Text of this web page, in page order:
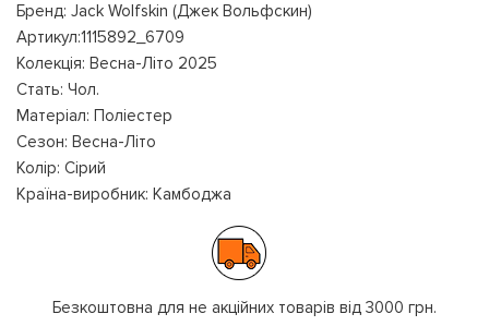
Бренд: Jack Wolfskin (Джек Вольфскин)
Артикул:1115892_6709
Колекція: Весна-Літо 2025
Стать: Чол.
Матеріал: Поліестер
Сезон: Весна-Літо
Колір: Сірий
Країна-виробник: Камбоджа
Безкоштовна для не акційних товарів від 3000 грн.